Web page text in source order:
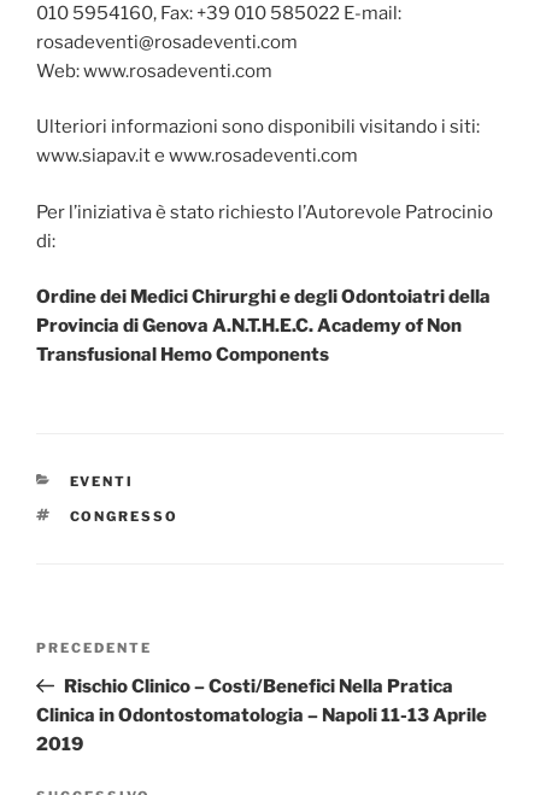
010 5954160, Fax: +39 010 585022 E-mail:
rosadeventi@rosadeventi.com
Web: www.rosadeventi.com
Ulteriori informazioni sono disponibili visitando i siti:
www.siapav.it e www.rosadeventi.com
Per l’iniziativa è stato richiesto l’Autorevole Patrocinio
di:
Ordine dei Medici Chirurghi e degli Odontoiatri della
Provincia di Genova A.N.T.H.E.C. Academy of Non
Transfusional Hemo Components
CATEGORIE
EVENTI
TAG
CONGRESSO
Articolo
precedente:
PRECEDENTE
Rischio Clinico – Costi/Benefici Nella Pratica
Clinica in Odontostomatologia – Napoli 11-13 Aprile
2019